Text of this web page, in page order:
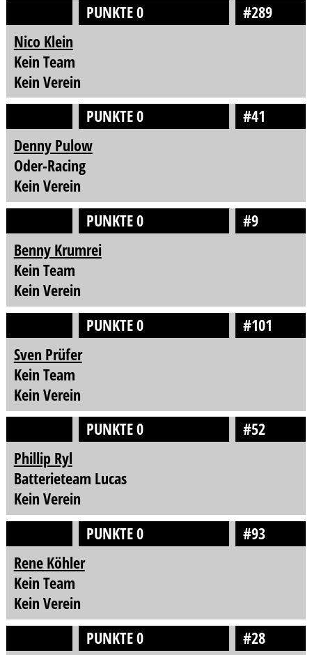
PUNKTE 0
#289
Nico Klein
Kein Team
Kein Verein
PUNKTE 0
#41
Denny Pulow
Oder-Racing
Kein Verein
PUNKTE 0
#9
Benny Krumrei
Kein Team
Kein Verein
PUNKTE 0
#101
Sven Prüfer
Kein Team
Kein Verein
PUNKTE 0
#52
Phillip Ryl
Batterieteam Lucas
Kein Verein
PUNKTE 0
#93
Rene Köhler
Kein Team
Kein Verein
PUNKTE 0
#28